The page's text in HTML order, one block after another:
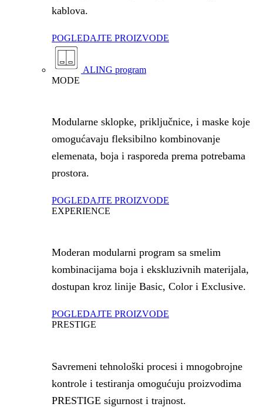
kablova.
POGLEDAJTE PROIZVODE
ALING program
MODE
Modularne sklopke, priključnice, i maske koje
omogućavaju fleksibilno kombinovanje
elemenata, boja i rasporeda prema potrebama
prostora.
POGLEDAJTE PROIZVODE
EXPERIENCE
Moderan modularni program sa smelim
kombinacijama boja i ekskluzivnih materijala,
dostupan kroz linije Basic, Color i Exclusive.
POGLEDAJTE PROIZVODE
PRESTIGE
Savremeni tehnološki procesi i mnogobrojne
kontrole i testiranja omogućuju proizvodima
PRESTIGE sigurnost i trajnost.